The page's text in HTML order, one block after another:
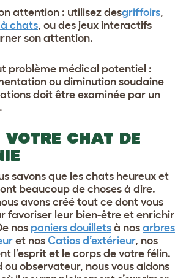
attention : utilisez desgriffoirs,
chats, ou des jeux interactifs
son attention.
problème médical potentiel :
ou diminution soudaine
doit être examinée par un
VOTRE CHAT DE
savons que les chats heureux et
beaucoup de choses à dire.
avons créé tout ce dont vous
favoriser leur bien-être et enrichir
nos paniers douillets à nos arbres
et nos Catios d’extérieur, nos
l’esprit et le corps de votre félin.
ou observateur, nous vous aidons